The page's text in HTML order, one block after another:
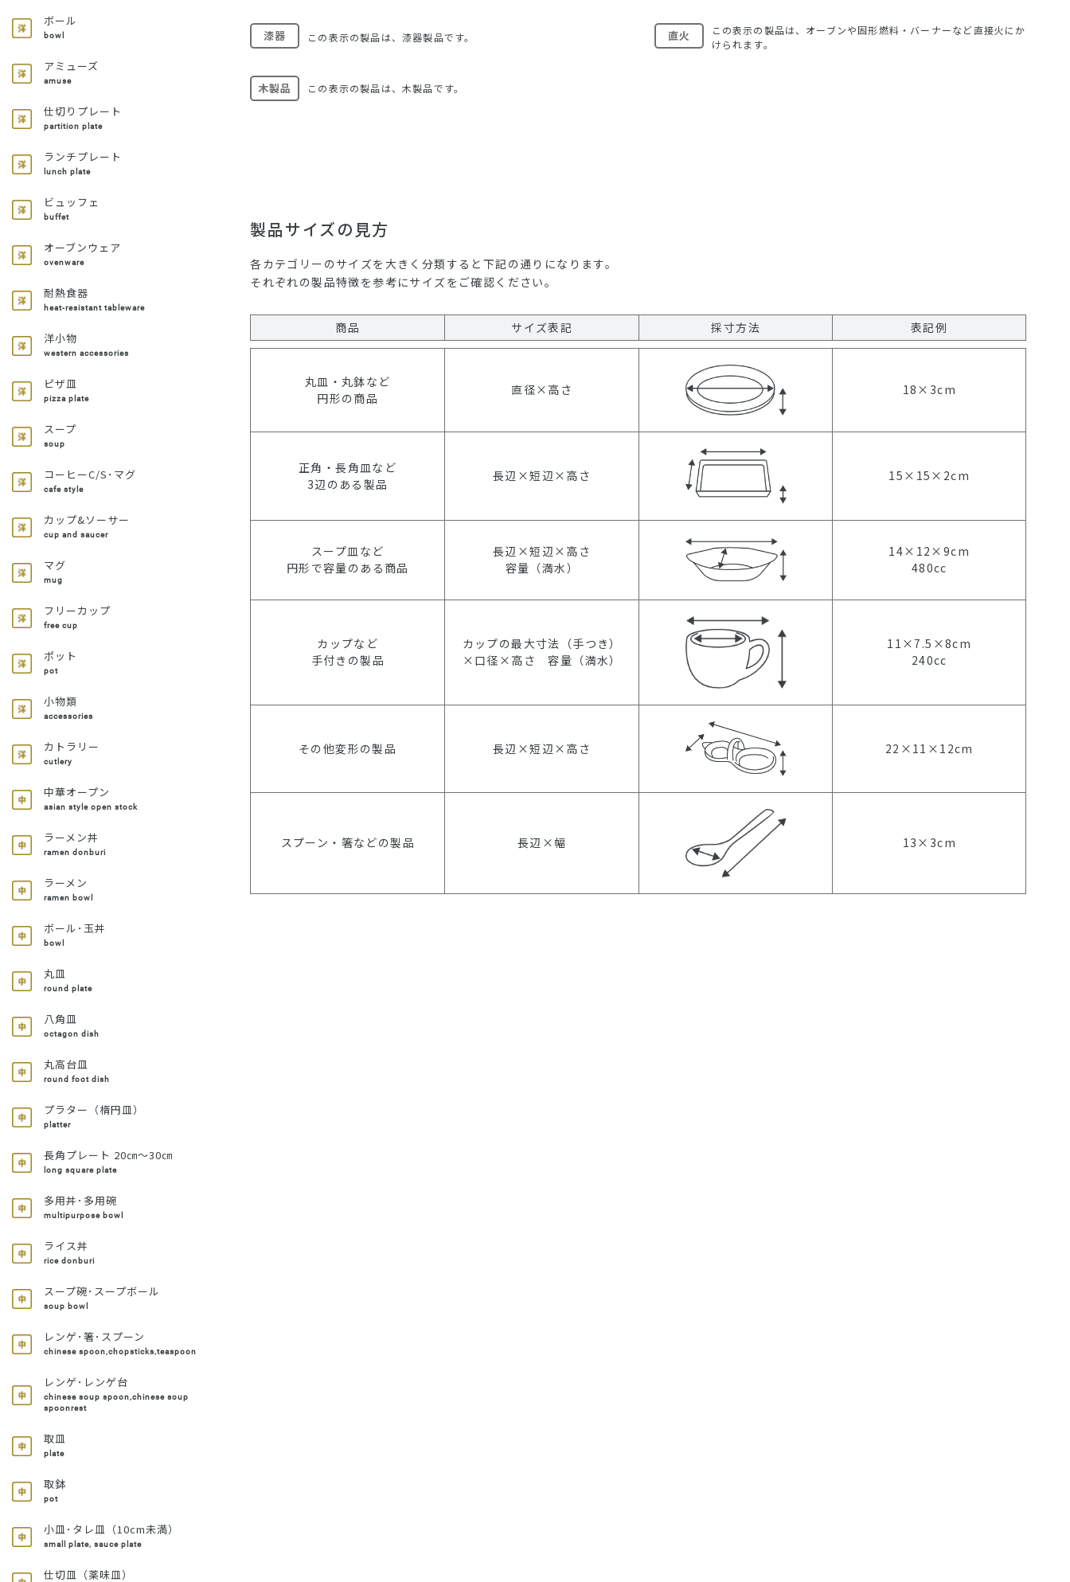
ボール
bowl
アミューズ
amuse
仕切りプレート
partition plate
ランチプレート
lunch plate
ビュッフェ
buffet
オーブンウェア
ovenware
耐熱食器
heat-resistant tableware
洋小物
western accessories
ピザ皿
pizza plate
スープ
soup
コーヒーC/S･マグ
cafe style
カップ&ソーサー
cup and saucer
マグ
mug
フリーカップ
free cup
ポット
pot
小物類
accessories
カトラリー
cutlery
中華オープン
asian style open stock
ラーメン丼
ramen donburi
ラーメン
ramen bowl
ボール･玉丼
bowl
丸皿
round plate
八角皿
octagon dish
丸高台皿
round foot dish
プラター（楕円皿）
platter
長角プレート 20㎝～30㎝
long square plate
多用丼･多用碗
multipurpose bowl
ライス丼
rice donburi
スープ碗･スープボール
soup bowl
レンゲ･箸･スプーン
chinese spoon,chopsticks,teaspoon
レンゲ･レンゲ台
chinese soup spoon,chinese soup
spoonrest
取皿
plate
取鉢
pot
小皿･タレ皿（10cm未満）
small plate, sauce plate
仕切皿（薬味皿）
漆器 この表示の製品は、漆器製品です。 直火
この表示の製品は、オーブンや固形燃料・バーナーなど直接火にか
けられます。
木製品 この表示の製品は、木製品です。
製品サイズの見方
各カテゴリーのサイズを大きく分類すると下記の通りになります。
それぞれの製品特徴を参考にサイズをご確認ください。
商品 サイズ表記 採寸方法 表記例
丸皿・丸鉢など
円形の商品
直径×高さ 18×3cm
正角・長角皿など
3辺のある製品
長辺×短辺×高さ 15×15×2cm
スープ皿など
円形で容量のある商品
長辺×短辺×高さ
容量（満水）
14×12×9cm
480cc
カップなど
手付きの製品
カップの最大寸法（手つき）
×口径×高さ 容量（満水）
11×7.5×8cm
240cc
その他変形の製品 長辺×短辺×高さ 22×11×12cm
スプーン・箸などの製品 長辺×幅 13×3cm